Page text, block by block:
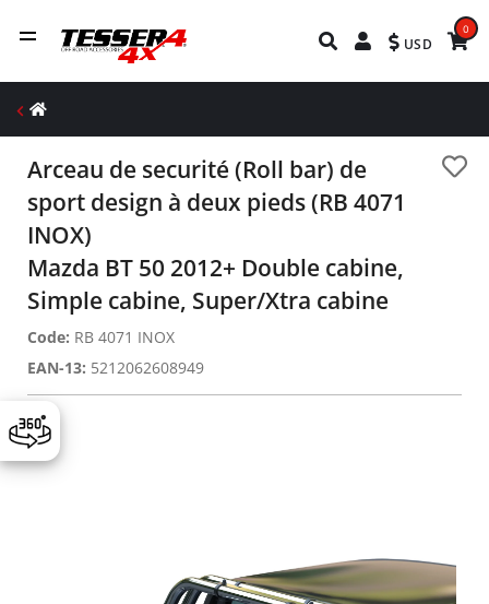
USD
0
Arceau de securité (Roll bar) de
sport design à deux pieds (RB 4071
INOX)
Mazda BT 50 2012+ Double cabine,
Simple cabine, Super/Xtra cabine
Code: RB 4071 INOX
EAN-13: 5212062608949